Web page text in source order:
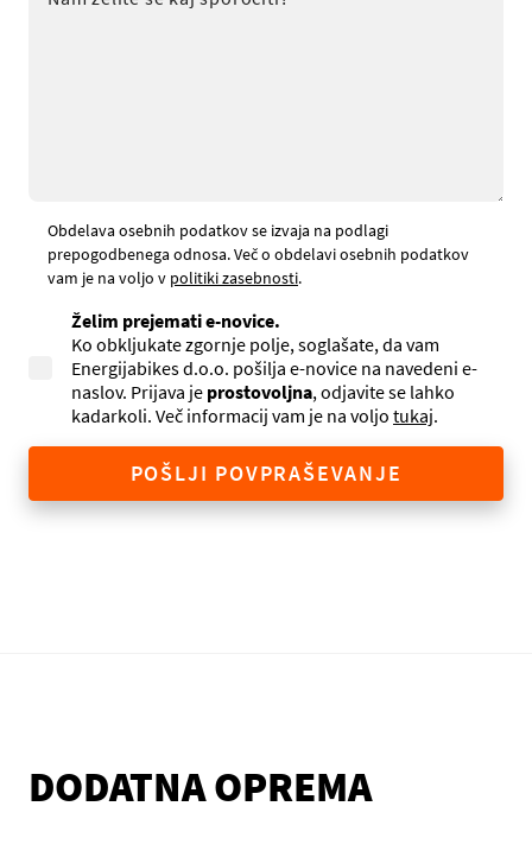
Obdelava osebnih podatkov se izvaja na podlagi
prepogodbenega odnosa. Več o obdelavi osebnih podatkov
vam je na voljo v politiki zasebnosti.
Želim prejemati e-novice.
Ko obkljukate zgornje polje, soglašate, da vam
Energijabikes d.o.o. pošilja e-novice na navedeni e-
naslov. Prijava je prostovoljna, odjavite se lahko
kadarkoli. Več informacij vam je na voljo tukaj.
POŠLJI POVPRAŠEVANJE
DODATNA OPREMA